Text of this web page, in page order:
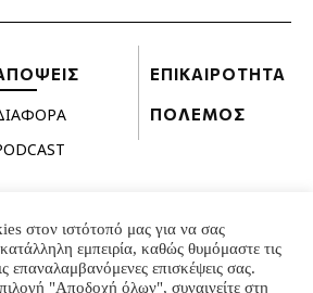
ΕΠΙΚΑΙΡΟΤΗΤΑ
ΠΟΛΕΜΟΣ
στον ιστότοπό μας για να σας
εμπειρία, καθώς θυμόμαστε τις
επαναλαμβανόμενες επισκέψεις σας.
"Αποδοχή όλων", συναινείτε στη